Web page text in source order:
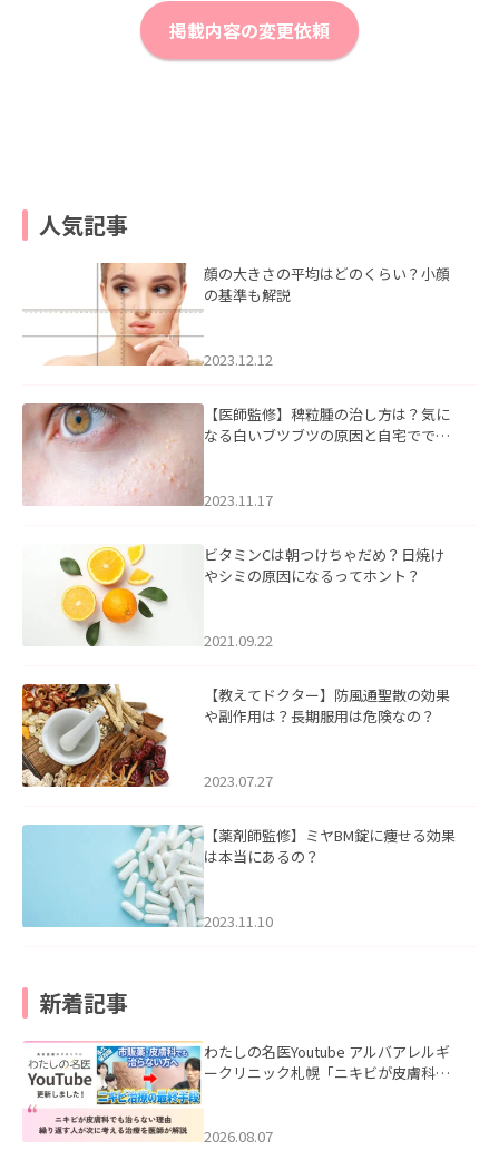
掲載内容の変更依頼
人気記事
顔の大きさの平均はどのくらい？小顔
の基準も解説
2023.12.12
【医師監修】稗粒腫の治し方は？気に
なる白いブツブツの原因と自宅ででき
2023.11.17
ビタミンCは朝つけちゃだめ？日焼け
やシミの原因になるってホント？
2021.09.22
【教えてドクター】防風通聖散の効果
や副作用は？長期服用は危険なの？
2023.07.27
【薬剤師監修】ミヤBM錠に痩せる効果
は本当にあるの？
2023.11.10
新着記事
わたしの名医Youtube アルバアレルギ
ークリニック札幌「ニキビが皮膚科で
ました。
2026.08.07